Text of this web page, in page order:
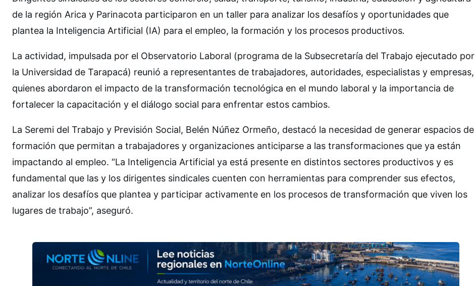
de la región Arica y Parinacota participaron en un taller para analizar los desafíos y oportunidades que
plantea la Inteligencia Artificial (IA) para el empleo, la formación y los procesos productivos.
La actividad, impulsada por el Observatorio Laboral (programa de la Subsecretaría del Trabajo ejecutado por
la Universidad de Tarapacá) reunió a representantes de trabajadores, autoridades, especialistas y empresas,
quienes abordaron el impacto de la transformación tecnológica en el mundo laboral y la importancia de
fortalecer la capacitación y el diálogo social para enfrentar estos cambios.
La Seremi del Trabajo y Previsión Social, Belén Núñez Ormeño, destacó la necesidad de generar espacios de
formación que permitan a trabajadores y organizaciones anticiparse a las transformaciones que ya están
impactando al empleo. “La Inteligencia Artificial ya está presente en distintos sectores productivos y es
fundamental que las y los dirigentes sindicales cuenten con herramientas para comprender sus efectos,
analizar los desafíos que plantea y participar activamente en los procesos de transformación que viven los
lugares de trabajo”, aseguró.